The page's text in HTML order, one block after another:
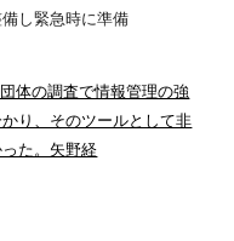
し緊急時に準備
体の調査で情報管理の強
り、そのツールとして非
た。矢野経